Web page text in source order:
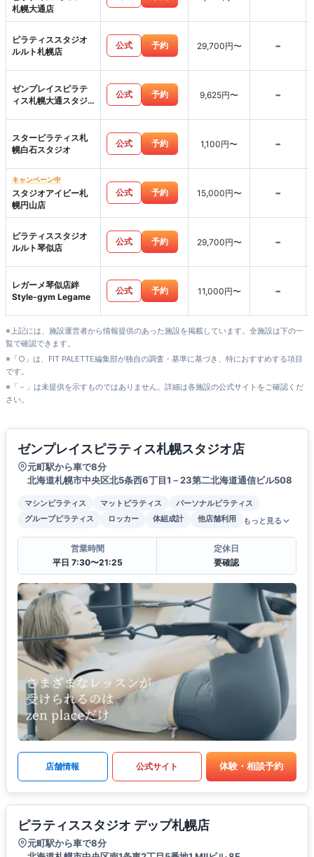
札幌大通店
ピラティススタジオ
ルルト札幌店
公式 予約 29,700円〜 -
ゼンプレイスピラテ
ィス札幌大通スタジ
公式 予約 9,625円〜 -
スターピラティス札
幌白石スタジオ
公式 予約 1,100円〜 -
キャンペーン中
スタジオアイビー札
幌円山店
公式 予約 15,000円〜 -
ピラティススタジオ
ルルト琴似店
公式 予約 29,700円〜 -
レガーメ琴似店絆
Style-gym Legame
公式 予約 11,000円〜 -
※上記には、施設運営者から情報提供のあった施設を掲載しています。全施設は下の一
覧で確認できます。
※「○」は、FIT PALETTE編集部が独自の調査・基準に基づき、特におすすめする項目
です。
※「－」は未提供を示すものではありません。詳細は各施設の公式サイトをご確認くだ
さい。
ゼンプレイスピラティス札幌スタジオ店
元町駅から車で8分
北海道札幌市中央区北5条西6丁目1－23第二北海道通信ビル508
マシンピラティス マットピラティス
パーソナルピラティス
グループピラティス
ロッカー 体組成計 他店舗利用 もっと見る
営業時間
平日 7:30〜21:25
定休日
要確認
店舗情報 公式サイト 体験・相談予約
ピラティススタジオ デップ札幌店
元町駅から車で8分